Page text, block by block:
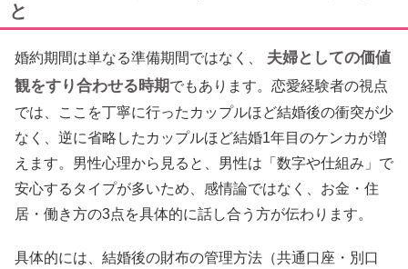
と
婚約期間は単なる準備期間ではなく、
夫婦としての価値
観をすり合わせる時期でもあります。恋愛経験者の視点
では、ここを丁寧に行ったカップルほど結婚後の衝突が少
なく、逆に省略したカップルほど結婚1年目のケンカが増
えます。男性心理から見ると、男性は「数字や仕組み」で
安心するタイプが多いため、感情論ではなく、お金・住
居・働き方の3点を具体的に話し合う方が伝わります。
具体的には、結婚後の財布の管理方法（共通口座・別口